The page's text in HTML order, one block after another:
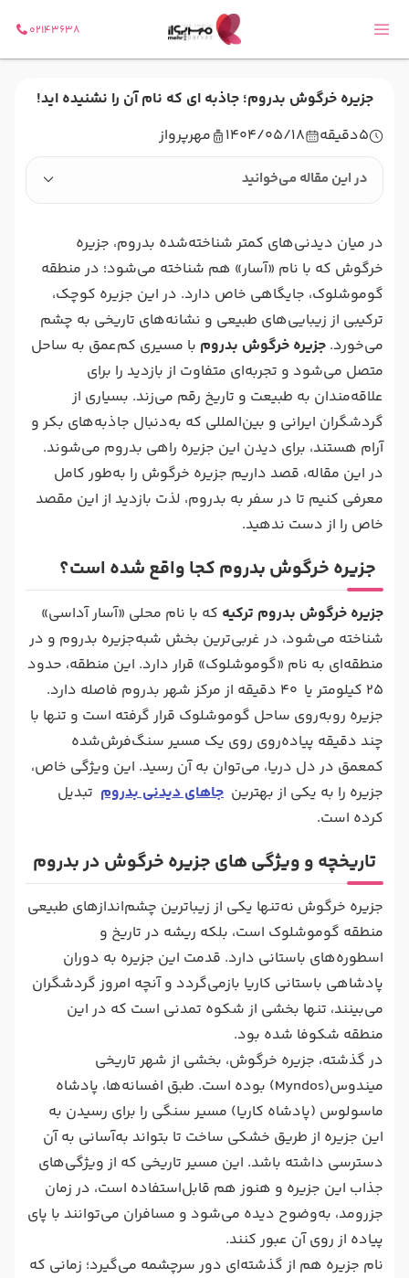
02143638
جزیره خرگوش بدروم؛ جاذبه ای که نام آن را نشنیده اید!
5دقیقه 1404/05/18 مهرپرواز
در این مقاله می‌خوانید
در میان دیدنی‌های کمتر شناخته‌شده‌ بدروم، جزیره
خرگوش که با نام «آسار» هم شناخته می‌شود؛ در منطقه
گوموشلوک، جایگاهی خاص دارد. در این جزیره کوچک،
ترکیبی از زیبایی‌های طبیعی و نشانه‌های تاریخی به چشم
می‌خورد. جزیره خرگوش بدروم با مسیری کم‌عمق به ساحل
متصل می‌شود و تجربه‌ای متفاوت از بازدید را برای
علاقه‌مندان به طبیعت و تاریخ رقم می‌زند. بسیاری از
گردشگران ایرانی و بین‌المللی که به‌دنبال جاذبه‌های بکر و
آرام هستند، برای دیدن این جزیره راهی بدروم می‌شوند.
در این مقاله، قصد داریم جزیره خرگوش را به‌طور کامل
معرفی کنیم تا در سفر به بدروم، لذت بازدید از این مقصد
خاص را از دست ندهید.
جزیره خرگوش بدروم کجا واقع شده است؟
جزیره خرگوش بدروم ترکیه که با نام محلی «آسار آداسی»
شناخته می‌شود، در غربی‌ترین بخش شبه‌جزیره بدروم و در
منطقه‌ای به ‌نام «گوموشلوک» قرار دارد. این منطقه، حدود
۲۵ کیلومتر یا ۴۰ دقیقه از مرکز شهر بدروم فاصله دارد.
جزیره رو‌به‌روی ساحل گوموشلوک قرار گرفته است و تنها با
چند دقیقه پیاده‌روی روی یک مسیر سنگ‌فرش‌‌شده‌
کم‎عمق در دل دریا، می‌توان به آن رسید. این ویژگی خاص،
جزیره را به یکی از بهترین جاهای دیدنی بدروم تبدیل
کرده است.
تاریخچه و ویژگی های جزیره خرگوش در بدروم
جزیره خرگوش نه‌تنها یکی از زیباترین چشم‌اندازهای طبیعی
منطقه گوموشلوک است، بلکه ریشه در تاریخ و
اسطوره‌های باستانی دارد. قدمت این جزیره به دوران
پادشاهی باستانی کاریا بازمی‌گردد و آنچه امروز گردشگران
می‌بینند، تنها بخشی از شکوه تمدنی است که در این
منطقه شکوفا شده بود.
در گذشته، جزیره خرگوش، بخشی از شهر تاریخی
میندوس(Myndos) بوده است. طبق افسانه‌ها، پادشاه
ماسولوس (پادشاه کاریا) مسیر سنگی را برای رسیدن به
این جزیره از طریق خشکی ساخت تا بتواند به‌آسانی به آن
دسترسی داشته باشد. این مسیر تاریخی که از ویژگی‌های
جذاب این جزیره و هنوز هم قابل‌استفاده است، در زمان
جزرومد، به‌وضوح دیده می‌شود و مسافران می‌توانند با پای
پیاده از روی آن عبور کنند.
نام جزیره هم از گذشته‌ای دور سرچشمه می‌گیرد؛ زمانی که